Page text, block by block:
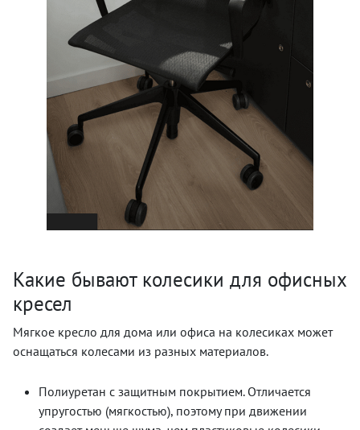
Какие бывают колесики для офисных
кресел
Мягкое кресло для дома или офиса на колесиках может
оснащаться колесами из разных материалов.
Полиуретан с защитным покрытием. Отличается
упругостью (мягкостью), поэтому при движении